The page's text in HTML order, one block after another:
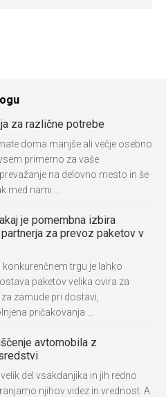
za različne potrebe
doma manjše ali večje osebno
primerno za vaše
na delovno mesto in še
med nami …
je pomembna izbira
za prevoz paketov v
konkurenčnem trgu je lahko
paketov velika ovira za
zamude pri dostavi,
pričakovanja …
avtomobila z
del vsakdanjika in jih redno
njihov videz in vrednost. A